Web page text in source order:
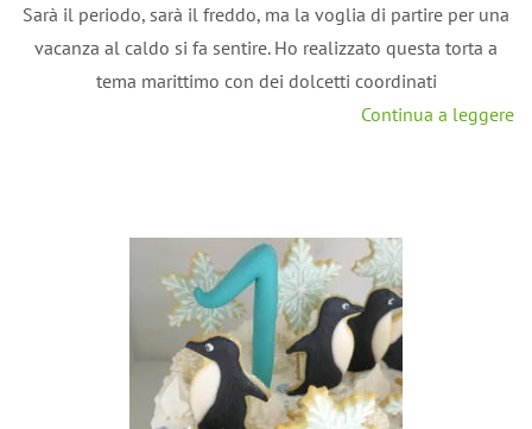
Sarà il periodo, sarà il freddo, ma la voglia di partire per una
vacanza al caldo si fa sentire. Ho realizzato questa torta a
tema marittimo con dei dolcetti coordinati
Continua a leggere